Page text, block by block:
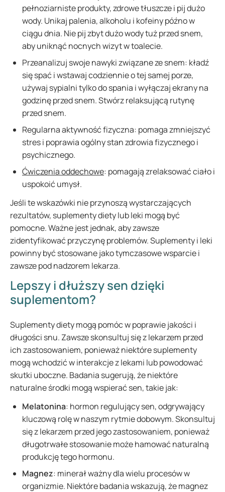
pełnoziarniste produkty, zdrowe tłuszcze i pij dużo
wody. Unikaj palenia, alkoholu i kofeiny późno w
ciągu dnia. Nie pij zbyt dużo wody tuż przed snem,
aby uniknąć nocnych wizyt w toalecie.
Przeanalizuj swoje nawyki związane ze snem: kładź
się spać i wstawaj codziennie o tej samej porze,
używaj sypialni tylko do spania i wyłączaj ekrany na
godzinę przed snem. Stwórz relaksującą rutynę
przed snem.
Regularna aktywność fizyczna: pomaga zmniejszyć
stres i poprawia ogólny stan zdrowia fizycznego i
psychicznego.
Ćwiczenia oddechowe: pomagają zrelaksować ciało i
uspokoić umysł.
Jeśli te wskazówki nie przynoszą wystarczających
rezultatów, suplementy diety lub leki mogą być
pomocne. Ważne jest jednak, aby zawsze
zidentyfikować przyczynę problemów. Suplementy i leki
powinny być stosowane jako tymczasowe wsparcie i
zawsze pod nadzorem lekarza.
Lepszy i dłuższy sen dzięki
suplementom?
Suplementy diety mogą pomóc w poprawie jakości i
długości snu. Zawsze skonsultuj się z lekarzem przed
ich zastosowaniem, ponieważ niektóre suplementy
mogą wchodzić w interakcje z lekami lub powodować
skutki uboczne. Badania sugerują, że niektóre
naturalne środki mogą wspierać sen, takie jak:
Melatonina: hormon regulujący sen, odgrywający
kluczową rolę w naszym rytmie dobowym. Skonsultuj
się z lekarzem przed jego zastosowaniem, ponieważ
długotrwałe stosowanie może hamować naturalną
produkcję tego hormonu.
Magnez: minerał ważny dla wielu procesów w
organizmie. Niektóre badania wskazują, że magnez